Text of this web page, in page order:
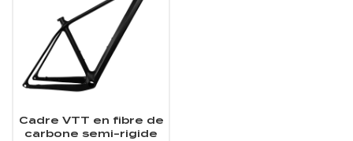
Cadre VTT en fibre de
carbone semi-rigide